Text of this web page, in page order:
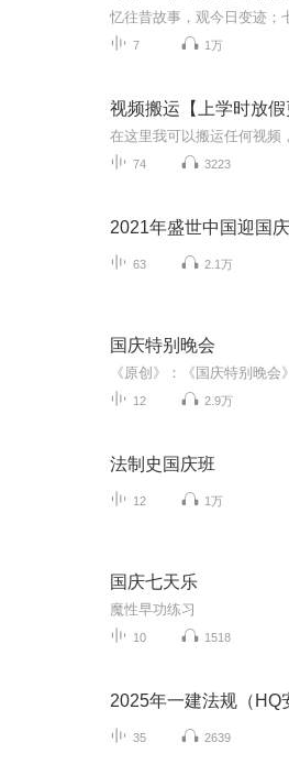
7 1万
视频搬运【上学时放假
74 3223
2021年盛世中国迎国
63 2.1万
国庆特别晚会
12 2.9万
法制史国庆班
12 1万
国庆七天乐
魔性早功练习
10 1518
2025年一建法规（HQ
35 2639